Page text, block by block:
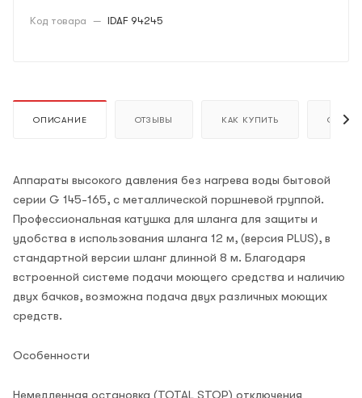
Код товара — IDAF 94245
ОПИСАНИЕ ОТЗЫВЫ КАК КУПИТЬ ОПЛАТА
Аппараты высокого давления без нагрева воды бытовой
серии G 145-165, с металлической поршневой группой.
Профессиональная катушка для шланга для защиты и
удобства в использования шланга 12 м, (версия PLUS), в
стандартной версии шланг длинной 8 м. Благодаря
встроенной системе подачи моющего средства и наличию
двух бачков, возможна подача двух различных моющих
средств.
Особенности
Немедленная остановка (TOTAL STOP) отключения